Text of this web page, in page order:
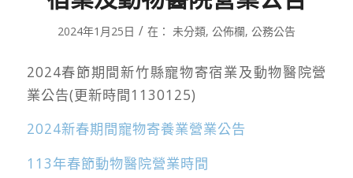
2024年1月25日 / 在： 未分類, 公佈欄, 公務公告
2024春節期間新竹縣寵物寄宿業及動物醫院營
業公告(更新時間1130125)
2024新春期間寵物寄養業營業公告
113年春節動物醫院營業時間